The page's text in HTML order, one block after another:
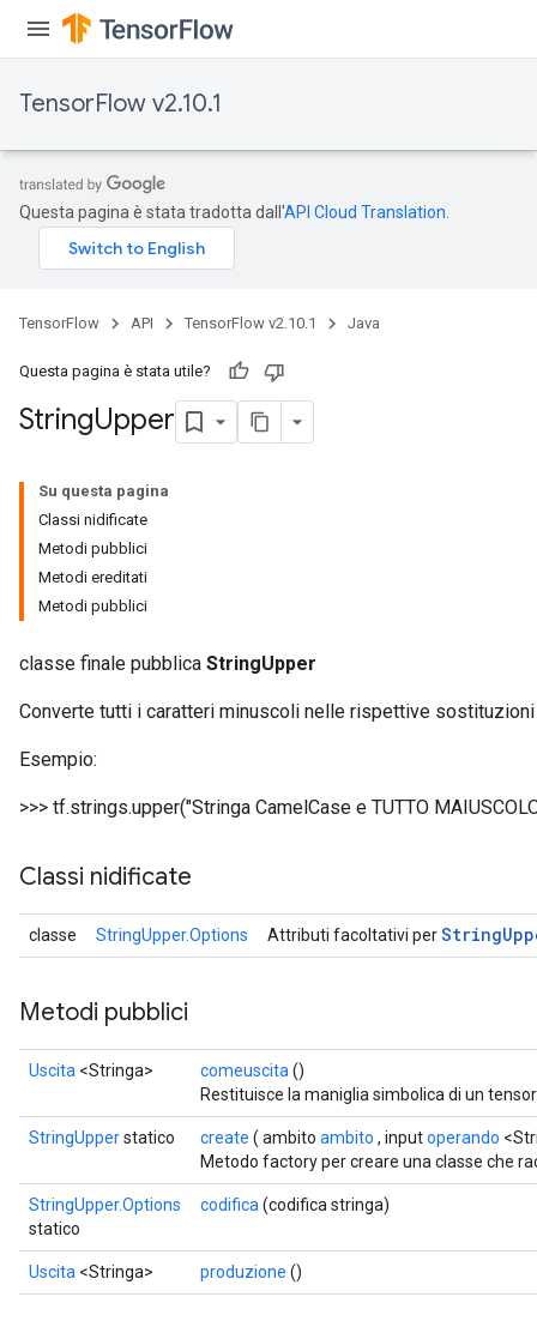
TensorFlow v2.10.1
Questa pagina è stata tradotta dall'API Cloud Translation
TensorFlow API TensorFlow v2.10.1 Java
Questa pagina è stata utile?
StringUpper
Su questa pagina
Classi nidificate
Metodi pubblici
Metodi ereditati
Metodi pubblici
classe finale pubblica StringUpper
Converte tutti i caratteri minuscoli nelle rispettive
Esempio:
>>> tf.strings.upper("Stringa CamelCase e TUTTO
Classi nidificate
classe StringUpper.Options Attributi facoltativi perString
Metodi pubblici
Uscita <Stringa> comeuscita ()
Restituisce la maniglia simbolica di un
StringUpperstatico create ( ambito ambito , inputoperando
Metodo factory per creare una classe che
StringUpper.Options
statico
codifica (codifica stringa)
Uscita <Stringa> produzione ()